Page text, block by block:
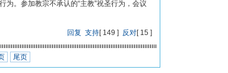
。参加教宗不承认的“主教”祝圣行为，会议
回复 支持[149 ] 反对[15 ]
尾页